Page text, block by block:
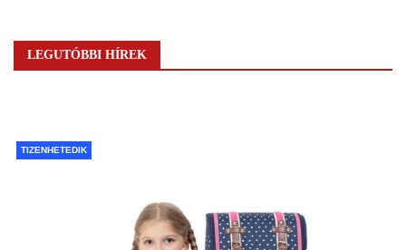
LEGUTÓBBI HÍREK
TIZENHETEDIK